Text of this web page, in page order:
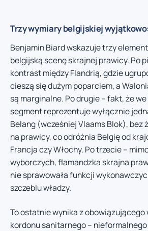
Trzy wymiary belgijskiej
Benjamin Biard wskazuje trzy
belgijską scenę skrajnej prawicy. Po
kontrast między Flandrią, gdzie
cieszą się dużym poparciem, a
są marginalne. Po drugie – fakt, że
segment reprezentuje wyłącznie
Belang (wcześniej Vlaams Blok), bez
na prawicy, co odróżnia Belgię od
Francja czy Włochy. Po trzecie –
wyborczych, flamandzka skrajna
nie sprawowała funkcji
szczeblu władzy.
To ostatnie wynika z obowiązującego
kordonu sanitarnego –